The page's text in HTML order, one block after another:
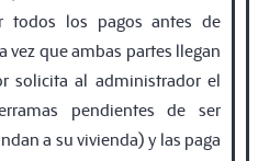
todos los pagos antes de
vez que ambas partes llegan
solicita al administrador el
pendientes de ser
a su vivienda) y las paga